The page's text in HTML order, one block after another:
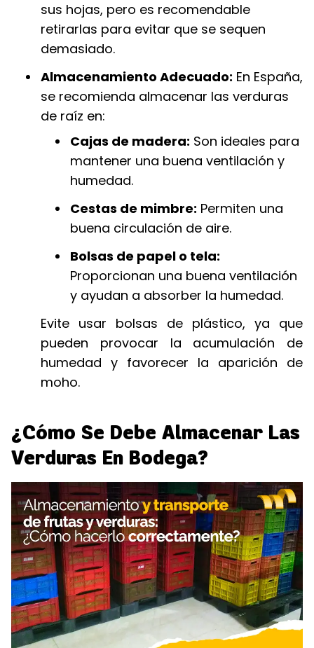
sus hojas, pero es recomendable
retirarlas para evitar que se sequen
demasiado.
Almacenamiento Adecuado: En España,
se recomienda almacenar las verduras
de raíz en:
Cajas de madera: Son ideales para
mantener una buena ventilación y
humedad.
Cestas de mimbre: Permiten una
buena circulación de aire.
Bolsas de papel o tela:
Proporcionan una buena ventilación
y ayudan a absorber la humedad.
Evite usar bolsas de plástico, ya que
pueden provocar la acumulación de
humedad y favorecer la aparición de
moho.
¿Cómo Se Debe Almacenar Las
Verduras En Bodega?